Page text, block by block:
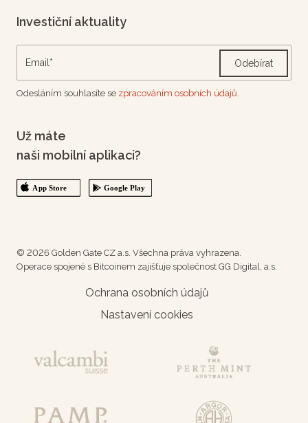
Investiční aktuality
Odebírat
Odesláním souhlasíte se zpracováním osobních údajů.
Už máte
naši mobilní aplikaci?
© 2026 Golden Gate CZ a.s. Všechna práva vyhrazena.
Operace spojené s Bitcoinem zajišťuje společnost GG Digital, a.s.
Ochrana osobních údajů
Nastavení cookies